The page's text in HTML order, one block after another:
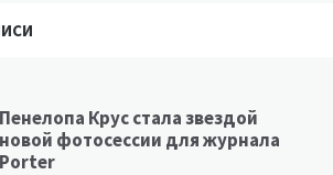
Пенелопа Крус стала звездой
новой фотосессии для журнала
Porter